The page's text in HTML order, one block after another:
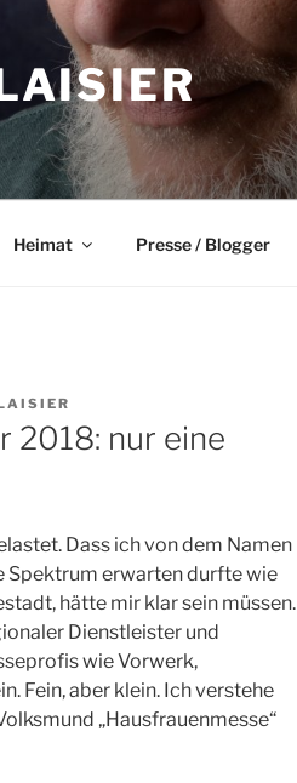
Heimat Presse / Blogger
2018: nur eine
Dass ich von dem Namen
Spektrum erwarten durfte wie
hätte mir klar sein müssen.
Dienstleister und
wie Vorwerk,
Fein, aber klein. Ich verstehe
„Hausfrauenmesse“